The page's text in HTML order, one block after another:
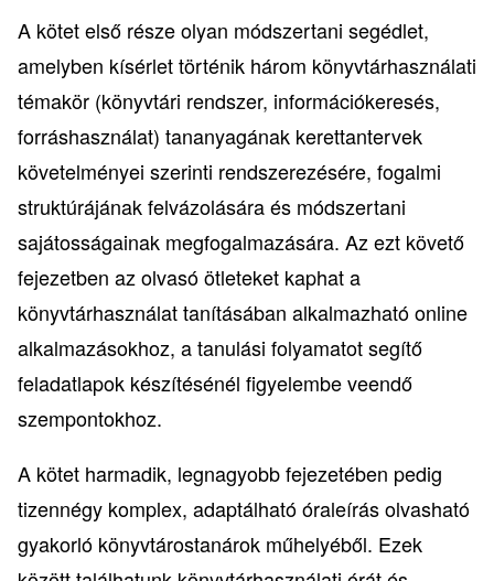
A kötet első része olyan módszertani segédlet,
amelyben kísérlet történik három könyvtárhasználati
témakör (könyvtári rendszer, információkeresés,
forráshasználat) tananyagának kerettantervek
követelményei szerinti rendszerezésére, fogalmi
struktúrájának felvázolására és módszertani
sajátosságainak megfogalmazására. Az ezt követő
fejezetben az olvasó ötleteket kaphat a
könyvtárhasználat tanításában alkalmazható online
alkalmazásokhoz, a tanulási folyamatot segítő
feladatlapok készítésénél figyelembe veendő
szempontokhoz.
A kötet harmadik, legnagyobb fejezetében pedig
tizennégy komplex, adaptálható óraleírás olvasható
gyakorló könyvtárostanárok műhelyéből. Ezek